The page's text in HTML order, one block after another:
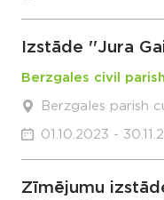
Izstāde ''Jura
Berzgales civil parish
Berzgales parish
01.10.2023 -
Zīmējumu